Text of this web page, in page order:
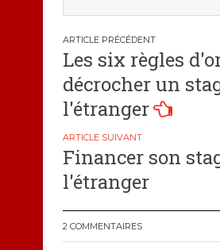
Navigation
de
l’article
Les six règles
décrocher un
l'étranger
Financer son
l'étranger
2 COMMENTAIRES